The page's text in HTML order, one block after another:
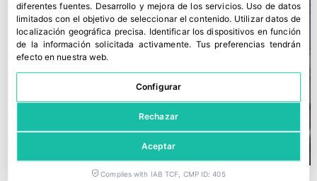
diferentes fuentes. Desarrollo y mejora de los servicios. Uso de datos
limitados con el objetivo de seleccionar el contenido. Utilizar datos de
localización geográfica precisa. Identificar los dispositivos en función
de la información solicitada activamente. Tus preferencias tendrán
efecto en nuestra web.
Configurar
Rechazar
Aceptar
Complies with IAB TCF, CMP ID: 405